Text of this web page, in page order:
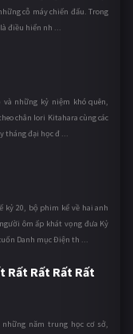
cỗ máy chiến đấu. Trong
điều hiển nh ...
những kỷ niệm khó quên,
chân Iori Kitahara cùng các
tháng đại học đ ...
kỷ 20, bộ phim kể về hai anh
ôm ấp khát vọng đưa Kỷ
Danh mục Điện th ...
Rất Rất Rất Rất
năm trung học cơ sở,